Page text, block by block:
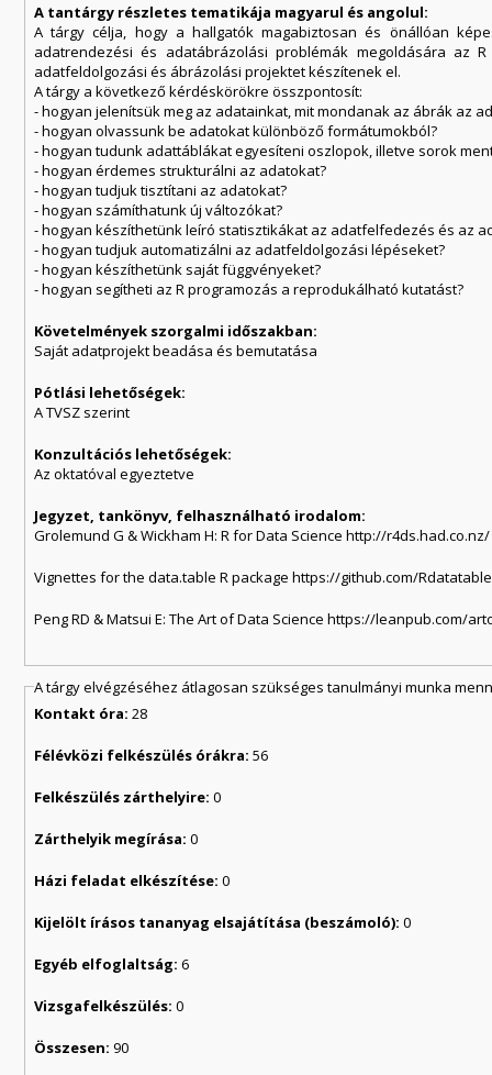
A tantárgy részletes tematikája magyarul és angolul:
A tárgy célja, hogy a hallgatók magabiztosan és önállóan
adatrendezési és adatábrázolási problémák megoldására az
adatfeldolgozási és ábrázolási projektet készítenek el.
A tárgy a következő kérdéskörökre összpontosít:
- hogyan jelenítsük meg az adatainkat, mit mondanak az ábrák az
- hogyan olvassunk be adatokat különböző formátumokból?
- hogyan tudunk adattáblákat egyesíteni oszlopok, illetve sorok
- hogyan érdemes strukturálni az adatokat?
- hogyan tudjuk tisztítani az adatokat?
- hogyan számíthatunk új változókat?
- hogyan készíthetünk leíró statisztikákat az adatfelfedezés és az
- hogyan tudjuk automatizálni az adatfeldolgozási lépéseket?
- hogyan készíthetünk saját függvényeket?
- hogyan segítheti az R programozás a reprodukálható kutatást?
Követelmények szorgalmi időszakban:
Saját adatprojekt beadása és bemutatása
Pótlási lehetőségek:
A TVSZ szerint
Konzultációs lehetőségek:
Az oktatóval egyeztetve
Jegyzet, tankönyv, felhasználható irodalom:
Grolemund G & Wickham H: R for Data Science http://r4ds.had.co.nz/
Vignettes for the data.table R package https://github.com/
Peng RD & Matsui E: The Art of Data Science https://leanpub.com/
A tárgy elvégzéséhez átlagosan szükséges tanulmányi munka
Kontakt óra:28
Félévközi felkészülés órákra:56
Felkészülés zárthelyire:0
Zárthelyik megírása:0
Házi feladat elkészítése:0
Kijelölt írásos tananyag elsajátítása (beszámoló):0
Egyéb elfoglaltság:6
Vizsgafelkészülés:0
Összesen:90